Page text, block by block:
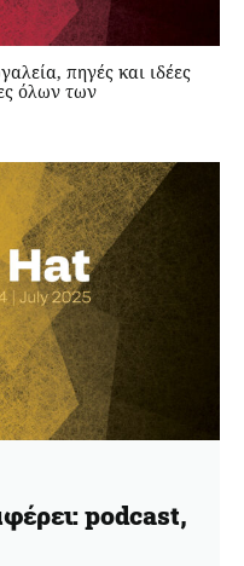
πηγές και ιδέες
όλων των
podcast,